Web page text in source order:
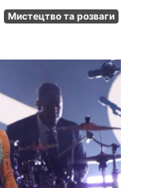
Мистецтво та розваги